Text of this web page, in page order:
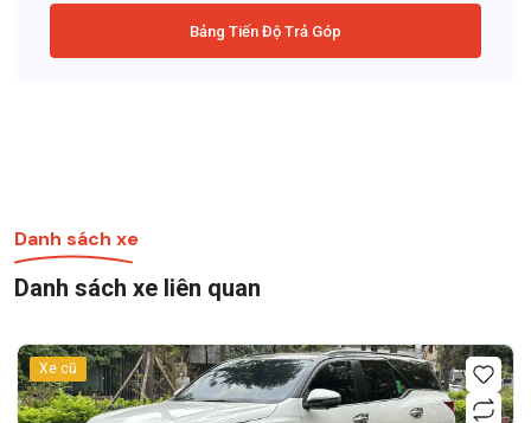
Bảng Tiến Độ Trả Góp
Danh sách xe
Danh sách xe liên quan
Xe cũ